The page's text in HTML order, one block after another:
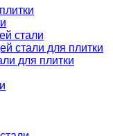
стали
стали для плитки
для плитки